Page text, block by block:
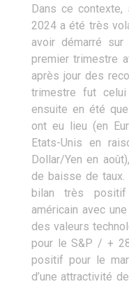
Dans ce contexte,
2024 a été très
avoir démarré
premier trimestre
après jour des
trimestre fut celui
ensuite en été
ont eu lieu (en
Etats-Unis en
Dollar/Yen en
de baisse de taux.
bilan très
américain avec
des valeurs
pour le S&P / +
positif pour le
d’une attractivité